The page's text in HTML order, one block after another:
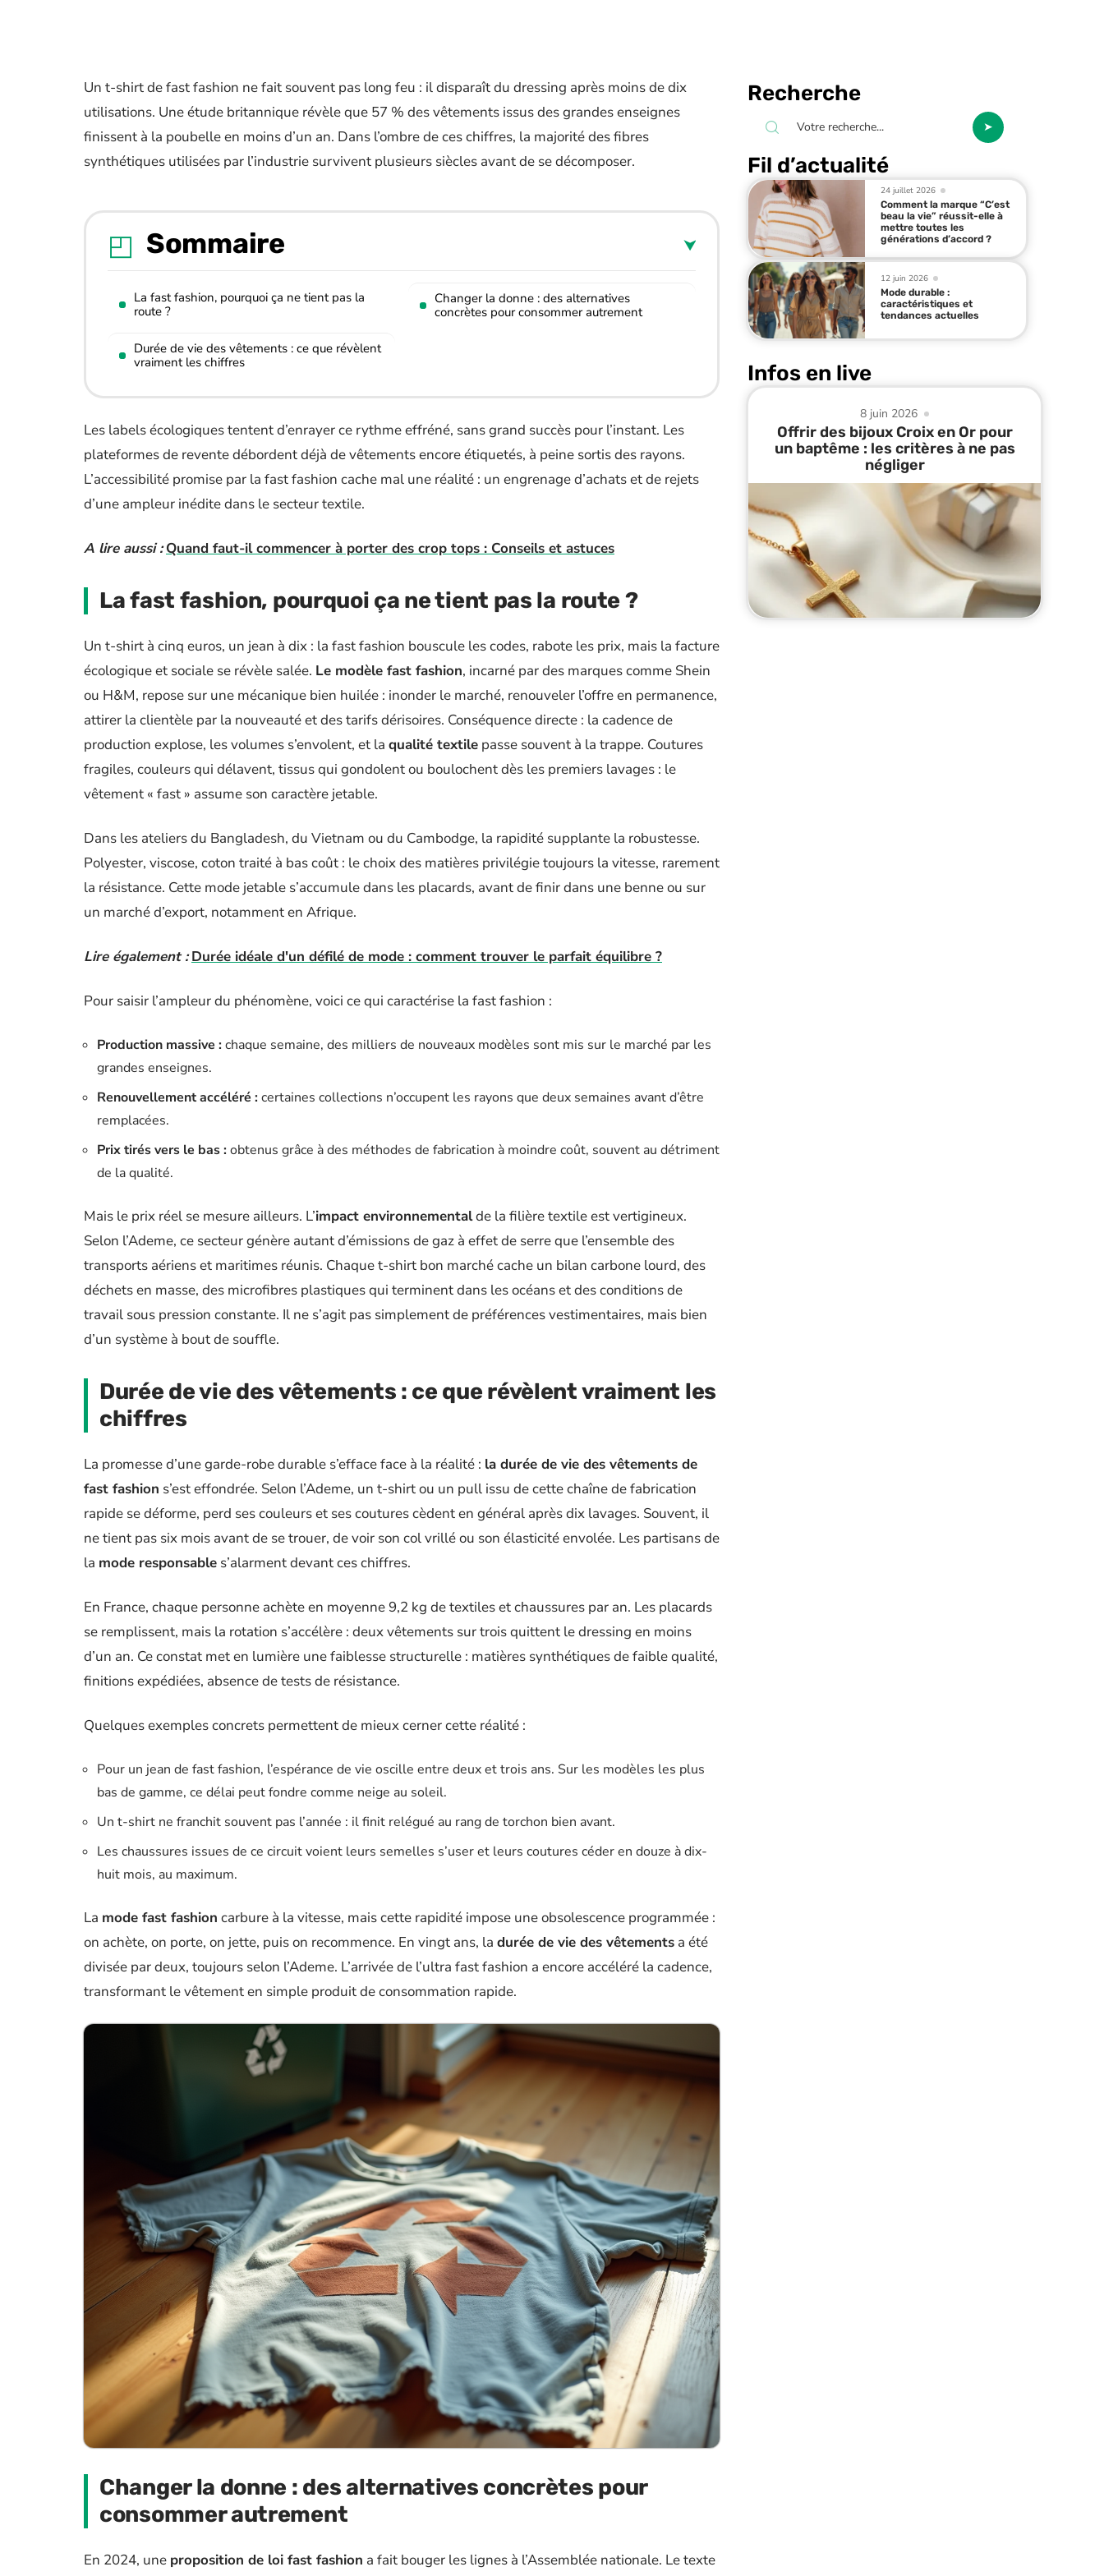
Un t-shirt de fast fashion ne fait souvent pas long feu : il disparaît du dressing après moins de dix
utilisations. Une étude britannique révèle que 57 % des vêtements issus des grandes enseignes
finissent à la poubelle en moins d’un an. Dans l’ombre de ces chiffres, la majorité des fibres
synthétiques utilisées par l’industrie survivent plusieurs siècles avant de se décomposer.
Sommaire
La fast fashion, pourquoi ça ne tient pas la
route ?
Durée de vie des vêtements : ce que révèlent
vraiment les chiffres
Changer la donne : des alternatives
concrètes pour consommer autrement
Les labels écologiques tentent d’enrayer ce rythme effréné, sans grand succès pour l’instant. Les
plateformes de revente débordent déjà de vêtements encore étiquetés, à peine sortis des rayons.
L’accessibilité promise par la fast fashion cache mal une réalité : un engrenage d’achats et de rejets
d’une ampleur inédite dans le secteur textile.
A lire aussi : Quand faut-il commencer à porter des crop tops : Conseils et astuces
La fast fashion, pourquoi ça ne tient pas la route ?
Un t-shirt à cinq euros, un jean à dix : la fast fashion bouscule les codes, rabote les prix, mais la facture
écologique et sociale se révèle salée. Le modèle fast fashion, incarné par des marques comme Shein
ou H&M, repose sur une mécanique bien huilée : inonder le marché, renouveler l’offre en permanence,
attirer la clientèle par la nouveauté et des tarifs dérisoires. Conséquence directe : la cadence de
production explose, les volumes s’envolent, et la qualité textile passe souvent à la trappe. Coutures
fragiles, couleurs qui délavent, tissus qui gondolent ou boulochent dès les premiers lavages : le
vêtement « fast » assume son caractère jetable.
Dans les ateliers du Bangladesh, du Vietnam ou du Cambodge, la rapidité supplante la robustesse.
Polyester, viscose, coton traité à bas coût : le choix des matières privilégie toujours la vitesse, rarement
la résistance. Cette mode jetable s’accumule dans les placards, avant de finir dans une benne ou sur
un marché d’export, notamment en Afrique.
Lire également : Durée idéale d'un défilé de mode : comment trouver le parfait équilibre ?
Pour saisir l’ampleur du phénomène, voici ce qui caractérise la fast fashion :
Production massive :chaque semaine, des milliers de nouveaux modèles sont mis sur le marché par les
grandes enseignes.
Renouvellement accéléré :certaines collections n’occupent les rayons que deux semaines avant d’être
remplacées.
Prix tirés vers le bas :obtenus grâce à des méthodes de fabrication à moindre coût, souvent au détriment
de la qualité.
Mais le prix réel se mesure ailleurs. L’impact environnementalde la filière textile est vertigineux.
Selon l’Ademe, ce secteur génère autant d’émissions de gaz à effet de serre que l’ensemble des
transports aériens et maritimes réunis. Chaque t-shirt bon marché cache un bilan carbone lourd, des
déchets en masse, des microfibres plastiques qui terminent dans les océans et des conditions de
travail sous pression constante. Il ne s’agit pas simplement de préférences vestimentaires, mais bien
d’un système à bout de souffle.
Durée de vie des vêtements : ce que révèlent vraiment les
chiffres
La promesse d’une garde-robe durable s’efface face à la réalité : la durée de vie des vêtements de
fast fashion s’est effondrée. Selon l’Ademe, un t-shirt ou un pull issu de cette chaîne de fabrication
rapide se déforme, perd ses couleurs et ses coutures cèdent en général après dix lavages. Souvent, il
ne tient pas six mois avant de se trouer, de voir son col vrillé ou son élasticité envolée. Les partisans de
la mode responsable s’alarment devant ces chiffres.
En France, chaque personne achète en moyenne 9,2 kg de textiles et chaussures par an. Les placards
se remplissent, mais la rotation s’accélère : deux vêtements sur trois quittent le dressing en moins
d’un an. Ce constat met en lumière une faiblesse structurelle : matières synthétiques de faible qualité,
finitions expédiées, absence de tests de résistance.
Quelques exemples concrets permettent de mieux cerner cette réalité :
Pour un jean de fast fashion, l’espérance de vie oscille entre deux et trois ans. Sur les modèles les plus
bas de gamme, ce délai peut fondre comme neige au soleil.
Un t-shirt ne franchit souvent pas l’année : il finit relégué au rang de torchon bien avant.
Les chaussures issues de ce circuit voient leurs semelles s’user et leurs coutures céder en douze à dix-
huit mois, au maximum.
La mode fast fashion carbure à la vitesse, mais cette rapidité impose une obsolescence programmée :
on achète, on porte, on jette, puis on recommence. En vingt ans, la durée de vie des vêtements a été
divisée par deux, toujours selon l’Ademe. L’arrivée de l’ultra fast fashion a encore accéléré la cadence,
transformant le vêtement en simple produit de consommation rapide.
Changer la donne : des alternatives concrètes pour
consommer autrement
En 2024, une proposition de loi fast fashion a fait bouger les lignes à l’Assemblée nationale. Le texte
Recherche
Fil d’actualité
24 juillet 2026
Comment la marque “C’est
beau la vie” réussit-elle à
mettre toutes les
générations d’accord ?
12 juin 2026
Mode durable :
caractéristiques et
tendances actuelles
Infos en live
8 juin 2026
Offrir des bijoux Croix en Or pour
un baptême : les critères à ne pas
négliger